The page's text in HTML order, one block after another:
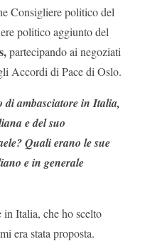
Consigliere politico del
politico aggiunto del
partecipando ai negoziati
Accordi di Pace di Oslo.
di ambasciatore in Italia,
e del suo
Quali erano le sue
e in generale
Italia, che ho scelto
era stata proposta.